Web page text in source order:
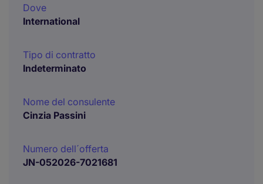
Dove
International
Tipo di contratto
Indeterminato
Nome del consulente
Cinzia Passini
Numero dell´offerta
JN-052026-7021681